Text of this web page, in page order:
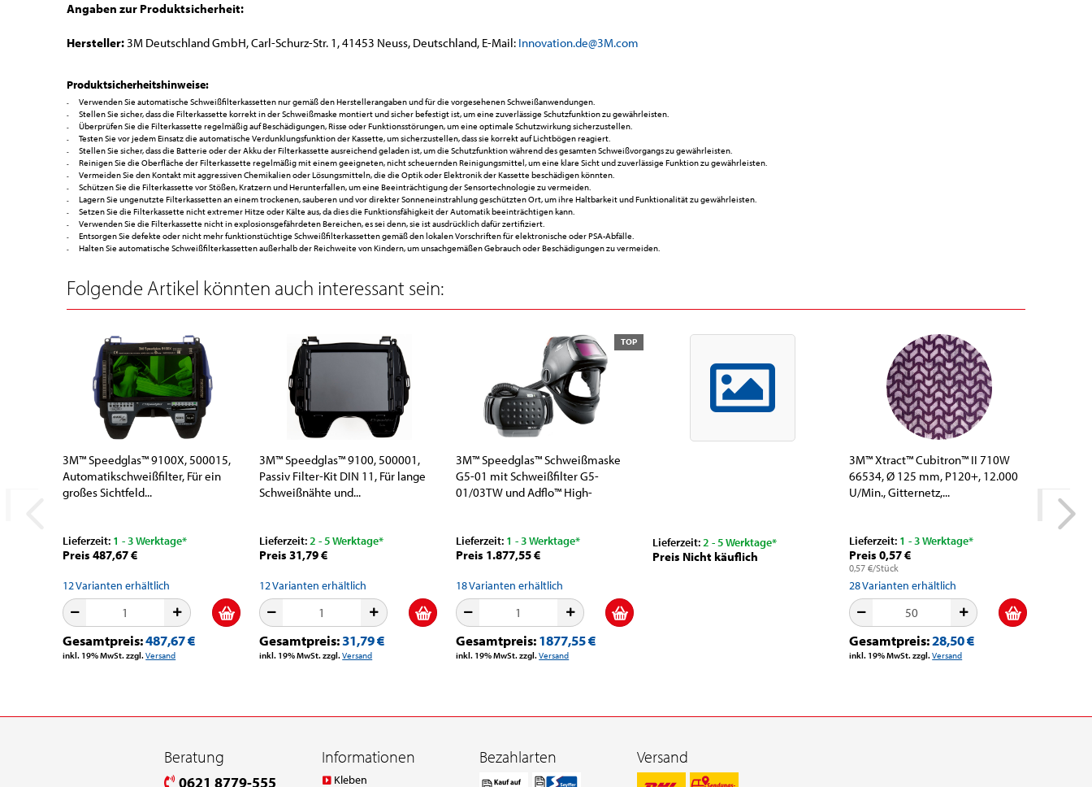
Angaben zur Produktsicherheit:
Hersteller:3M Deutschland GmbH, Carl-Schurz-Str. 1, 41453 Neuss, Deutschland, E-Mail: Innovation.de@3M.com
Produktsicherheitshinweise:
Verwenden Sie automatische Schweißfilterkassetten nur gemäß den Herstellerangaben und für die vorgesehenen Schweißanwendungen.
Stellen Sie sicher, dass die Filterkassette korrekt in der Schweißmaske montiert und sicher befestigt ist, um eine zuverlässige Schutzfunktion zu gewährleisten.
Überprüfen Sie die Filterkassette regelmäßig auf Beschädigungen, Risse oder Funktionsstörungen, um eine optimale Schutzwirkung sicherzustellen.
Testen Sie vor jedem Einsatz die automatische Verdunklungsfunktion der Kassette, um sicherzustellen, dass sie korrekt auf Lichtbögen reagiert.
Stellen Sie sicher, dass die Batterie oder der Akku der Filterkassette ausreichend geladen ist, um die Schutzfunktion während des gesamten Schweißvorgangs zu gewährleisten.
Reinigen Sie die Oberfläche der Filterkassette regelmäßig mit einem geeigneten, nicht scheuernden Reinigungsmittel, um eine klare Sicht und zuverlässige Funktion zu gewährleisten.
Vermeiden Sie den Kontakt mit aggressiven Chemikalien oder Lösungsmitteln, die die Optik oder Elektronik der Kassette beschädigen könnten.
Schützen Sie die Filterkassette vor Stößen, Kratzern und Herunterfallen, um eine Beeinträchtigung der Sensortechnologie zu vermeiden.
Lagern Sie ungenutzte Filterkassetten an einem trockenen, sauberen und vor direkter Sonneneinstrahlung geschützten Ort, um ihre Haltbarkeit und Funktionalität zu gewährleisten.
Setzen Sie die Filterkassette nicht extremer Hitze oder Kälte aus, da dies die Funktionsfähigkeit der Automatik beeinträchtigen kann.
Verwenden Sie die Filterkassette nicht in explosionsgefährdeten Bereichen, es sei denn, sie ist ausdrücklich dafür zertifiziert.
Entsorgen Sie defekte oder nicht mehr funktionstüchtige Schweißfilterkassetten gemäß den lokalen Vorschriften für elektronische oder PSA-Abfälle.
Halten Sie automatische Schweißfilterkassetten außerhalb der Reichweite von Kindern, um unsachgemäßen Gebrauch oder Beschädigungen zu vermeiden.
Folgende Artikel könnten auch interessant sein:
3M™ Speedglas™ 9100X, 500015,
Automatikschweißfilter, Für ein
großes Sichtfeld...
Lieferzeit: 1 - 3 Werktage*
Preis 487,67 €
12Varianten erhältlich
Gesamtpreis:487,67 €
inkl. 19% MwSt. zzgl.Versand
3M™ Speedglas™ 9100, 500001,
Passiv Filter-Kit DIN 11, Für lange
Schweißnähte und...
Lieferzeit:2 - 5 Werktage*
Preis 31,79 €
12Varianten erhältlich
Gesamtpreis:31,79 €
inkl. 19% MwSt. zzgl.Versand
TOP
3M™ Speedglas™ Schweißmaske
G5-01 mit Schweißfilter G5-
01/03TW und Adflo™ High-
Lieferzeit: 1 - 3 Werktage*
Preis 1.877,55 €
18Varianten erhältlich
Gesamtpreis:1877,55 €
inkl. 19% MwSt. zzgl.Versand
Lieferzeit:2 - 5 Werktage*
Preis Nicht käuflich
3M™ Xtract™ Cubitron™ II 710W
66534, Ø 125 mm, P120+, 12.000
U/Min., Gitternetz,...
Lieferzeit: 1 - 3 Werktage*
Preis 0,57 €
0,57 €/Stück
28Varianten erhältlich
Gesamtpreis:28,50 €
inkl. 19% MwSt. zzgl.Versand
Beratung
0621 8779-555
Informationen
Kleben
Bezahlarten Versand